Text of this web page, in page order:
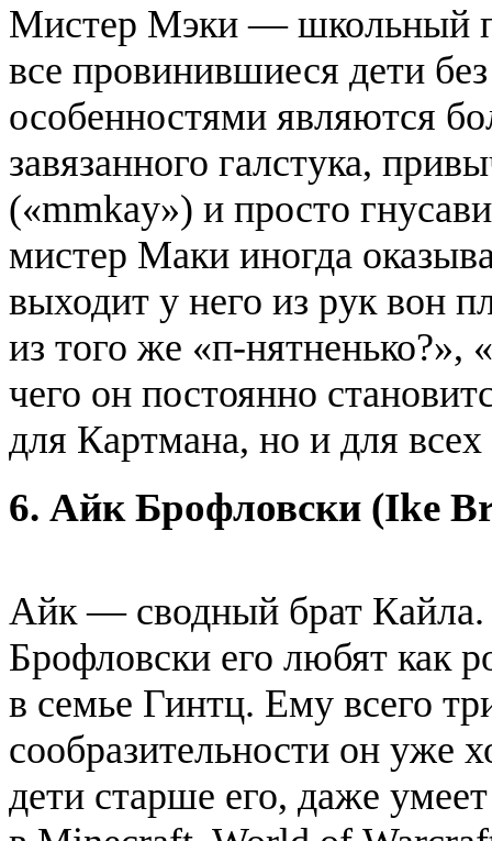
Мистер Мэки — школьный
все провинившиеся дети
особенностями являются
завязанного галстука,
(«mmkay») и просто
мистер Маки иногда
выходит у него из рук вон
из того же «п-нятненько?»,
чего он постоянно
для Картмана, но и для
6. Айк Брофловски (Ike
Айк — сводный брат Кайла.
Брофловски его любят как
в семье Гинтц. Ему всего
сообразительности он уже
дети старше его, даже